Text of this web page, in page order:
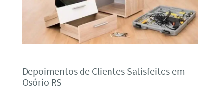
Depoimentos de Clientes Satisfeitos em
Osório RS